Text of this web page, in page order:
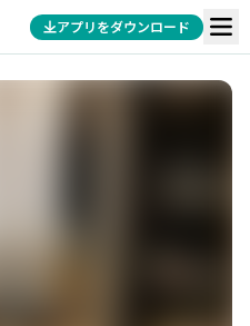
アプリをダウンロード